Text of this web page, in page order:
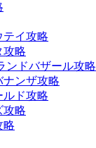
テイ攻略
攻略
ンドバザール攻略
ナンザ攻略
ルド攻略
攻略
略